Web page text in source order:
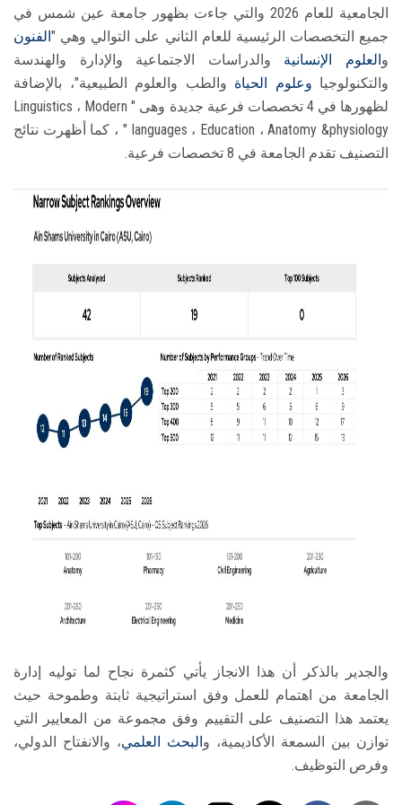
الجامعية للعام 2026 والتي جاءت بظهور جامعة عين شمس في
جميع التخصصات الرئيسية للعام الثاني على التوالي وهي " الفنون
و العلوم الإنسانية والدراسات الاجتماعية والإدارة والهندسة
والتكنولوجيا وعلوم الحياة والطب والعلوم الطبيعية"، بالإضافة
لظهورها في 4 تخصصات فرعية جديدة وهى " Linguistics ، Modern
languages ، Education ، Anatomy &physiology " ، كما أظهرت نتائج
التصنيف تقدم الجامعة في 8 تخصصات فرعية.
والجدير بالذكر أن هذا الانجاز يأتي كثمرة نجاح لما توليه إدارة
الجامعة من اهتمام للعمل وفق استراتيجية ثابتة وطموحة حيث
يعتمد هذا التصنيف على التقييم وفق مجموعة من المعايير التي
توازن بين السمعة الأكاديمية، و البحث العلمي، والانفتاح الدولي،
وفرص التوظيف.